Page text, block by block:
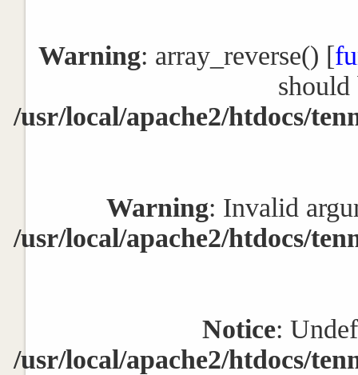
Warning: array_reverse() [
should
/usr/local/apache2/htdocs/
Warning: Invalid
/usr/local/apache2/htdocs/
Notice:
/usr/local/apache2/htdocs/